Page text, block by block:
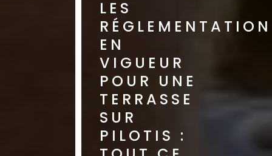
LES
EN
VIGUEUR
POUR UNE
TERRASSE
SUR
PILOTIS :